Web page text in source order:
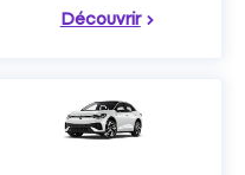
Découvrir